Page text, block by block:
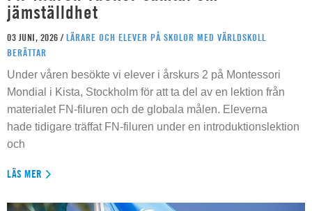
jämställdhet
03 JUNI, 2026 / LÄRARE OCH ELEVER PÅ SKOLOR MED VÄRLDSKOLL
BERÄTTAR
Under våren besökte vi elever i årskurs 2 på Montessori
Mondial i Kista, Stockholm för att ta del av en lektion från
materialet FN-filuren och de globala målen. Eleverna
hade tidigare träffat FN-filuren under en introduktionslektion
och
LÄS MER